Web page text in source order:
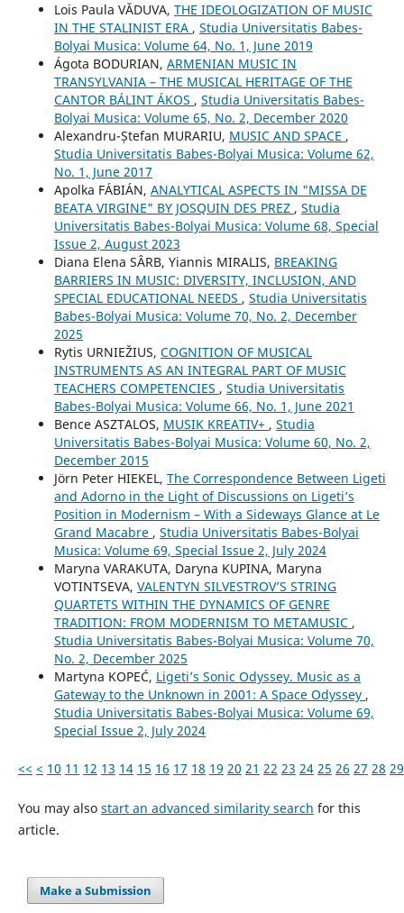
Lois Paula VĂDUVA, THE IDEOLOGIZATION OF MUSIC
IN THE STALINIST ERA , Studia Universitatis Babes-
Bolyai Musica: Volume 64, No. 1, June 2019
Ágota BODURIAN, ARMENIAN MUSIC IN
TRANSYLVANIA – THE MUSICAL HERITAGE OF THE
CANTOR BÁLINT ÁKOS , Studia Universitatis Babes-
Bolyai Musica: Volume 65, No. 2, December 2020
Alexandru-Ștefan MURARIU, MUSIC AND SPACE ,
Studia Universitatis Babes-Bolyai Musica: Volume 62,
No. 1, June 2017
Apolka FÁBIÁN, ANALYTICAL ASPECTS IN "MISSA DE
BEATA VIRGINE" BY JOSQUIN DES PREZ , Studia
Universitatis Babes-Bolyai Musica: Volume 68, Special
Issue 2, August 2023
Diana Elena SÂRB, Yiannis MIRALIS, BREAKING
BARRIERS IN MUSIC: DIVERSITY, INCLUSION, AND
SPECIAL EDUCATIONAL NEEDS , Studia Universitatis
Babes-Bolyai Musica: Volume 70, No. 2, December
2025
Rytis URNIEŽIUS, COGNITION OF MUSICAL
INSTRUMENTS AS AN INTEGRAL PART OF MUSIC
TEACHERS COMPETENCIES , Studia Universitatis
Babes-Bolyai Musica: Volume 66, No. 1, June 2021
Bence ASZTALOS, MUSIK KREATIV+ , Studia
Universitatis Babes-Bolyai Musica: Volume 60, No. 2,
December 2015
Jörn Peter HIEKEL, The Correspondence Between Ligeti
and Adorno in the Light of Discussions on Ligeti’s
Position in Modernism – With a Sideways Glance at Le
Grand Macabre , Studia Universitatis Babes-Bolyai
Musica: Volume 69, Special Issue 2, July 2024
Maryna VARAKUTA, Daryna KUPINA, Maryna
VOTINTSEVA, VALENTYN SILVESTROV’S STRING
QUARTETS WITHIN THE DYNAMICS OF GENRE
TRADITION: FROM MODERNISM TO METAMUSIC ,
Studia Universitatis Babes-Bolyai Musica: Volume 70,
No. 2, December 2025
Martyna KOPEĆ, Ligeti’s Sonic Odyssey. Music as a
Gateway to the Unknown in 2001: A Space Odyssey ,
Studia Universitatis Babes-Bolyai Musica: Volume 69,
Special Issue 2, July 2024
<< < 10 11 12 13 14 15 16 17 18 19 20 21 22 23 24 25 26 27 28 29
You may also start an advanced similarity search for this
article.
Make a Submission